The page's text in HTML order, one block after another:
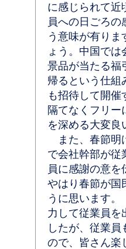
に感じられて近
員への日ごろ
う意味が有り
ょう。中国で
景品が当たる福
帰るという仕組
も招待して開
隔てなくフリー
を深める大変良
また、春節明
で会社幹部が従
員に感謝の意
やはり春節が国
うに思います
力して従業員を
したが、従業
ので、皆さん楽